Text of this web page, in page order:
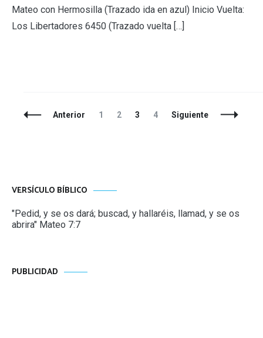
Mateo con Hermosilla (Trazado ida en azul) Inicio Vuelta:
Los Libertadores 6450 (Trazado vuelta […]
NavegaciónAnterior Página
1 Página
2 Página
3 Página
4 Siguiente
VERSÍCULO BÍBLICO
"Pedid, y se os dará; buscad, y hallaréis, llamad, y se os
abrira" Mateo 7:7
PUBLICIDAD